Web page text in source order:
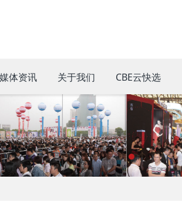
媒体资讯 关于我们 CBE云快选